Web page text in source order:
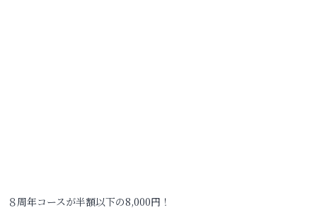
８周年コースが半額以下の8,000円！